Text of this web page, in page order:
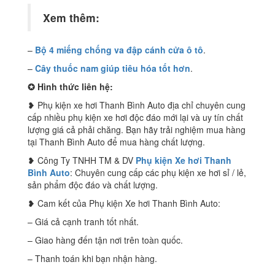
Xem thêm:
– Bộ 4 miếng chống va đập cánh cửa ô tô.
– Cây thuốc nam giúp tiêu hóa tốt hơn.
✪ Hình thức liên hệ:
❥ Phụ kiện xe hơi Thanh Bình Auto địa chỉ chuyên cung
cấp nhiều phụ kiện xe hơi độc đáo mới lại và uy tín chất
lượng giá cả phải chăng. Bạn hãy trải nghiệm mua hàng
tại Thanh Bình Auto để mua hàng chất lượng.
❥ Công Ty TNHH TM & DV Phụ kiện Xe hơi Thanh
Bình Auto: Chuyên cung cấp các phụ kiện xe hơi sỉ / lẻ,
sản phẩm độc đáo và chất lượng.
❥ Cam kết của Phụ kiện Xe hơi Thanh Bình Auto:
– Giá cả cạnh tranh tốt nhất.
– Giao hàng đến tận nơi trên toàn quốc.
– Thanh toán khi bạn nhận hàng.